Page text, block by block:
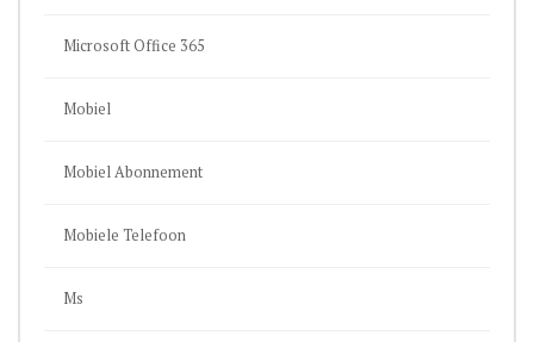
Microsoft Office 365
Mobiel
Mobiel Abonnement
Mobiele Telefoon
Ms